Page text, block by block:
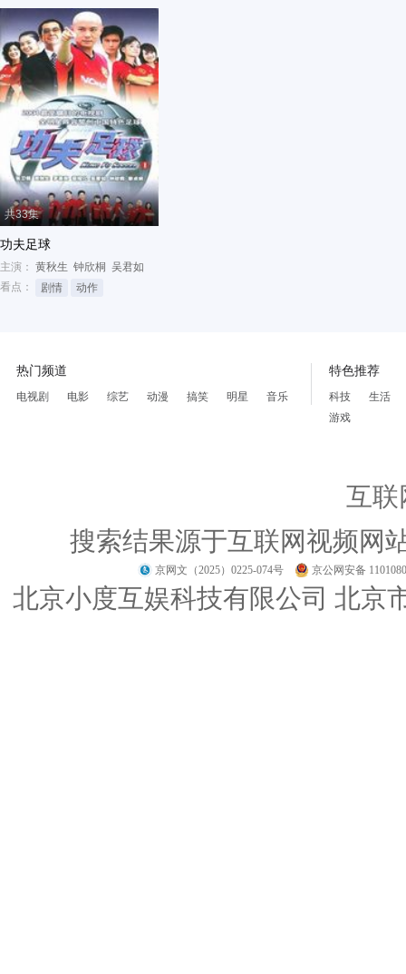
共33集
功夫足球
主演： 黄秋生 钟欣桐 吴君如
看点：
剧情 动作
热门频道
电视剧 电影 综艺 动漫 搞笑 明星 音乐
特色推荐
科技
生活
游戏
互联
搜索结果源于互联网视频网
京网文（2025）0225-074号 京公网安备
北京小度互娱科技有限公司 北京